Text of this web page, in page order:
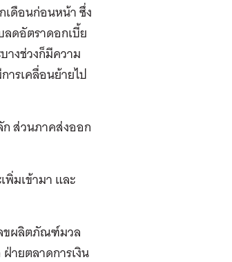
เดือนก่อนหน้า ซึ่ง
ดอัตราดอกเบี้ย
างช่วงก็มีความ
ารเคลื่อนย้ายไป
ก ส่วนภาคส่งออก
พิ่มเข้ามา และ
ขผลิตภัณฑ์มวล
ายตลาดการเงิน